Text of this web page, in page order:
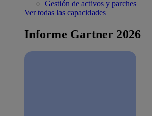
Gestión de activos y parches
Ver todas las capacidades
Informe Gartner 2026